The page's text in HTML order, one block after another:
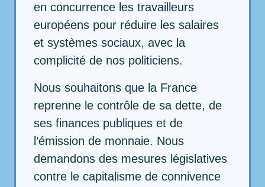
en concurrence les travailleurs
européens pour réduire les salaires
et systèmes sociaux, avec la
complicité de nos politiciens.
Nous souhaitons que la France
reprenne le contrôle de sa dette, de
ses finances publiques et de
l’émission de monnaie. Nous
demandons des mesures législatives
contre le capitalisme de connivence